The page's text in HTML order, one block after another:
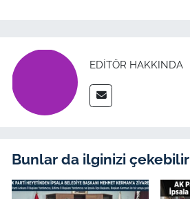
EDITÖR HAKKINDA
Bunlar da ilginizi çekebilir
Genel-A
Gündem-Eğitim